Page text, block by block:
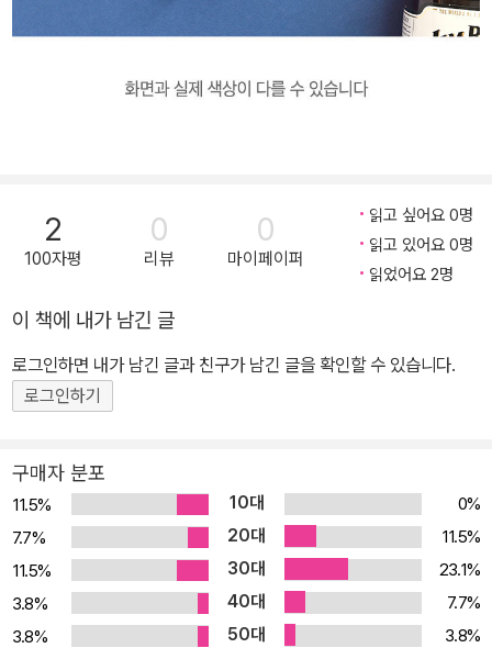
2
100자평
0
리뷰
0
마이페이퍼
읽고 싶어요 0명
읽고 있어요 0명
읽었어요 2명
이 책에 내가 남긴 글
로그인하면 내가 남긴 글과 친구가 남긴 글을 확인할 수 있습니다.
로그인하기
구매자 분포
11.5% 10대
0%
7.7%
20대
11.5%
11.5%
30대
23.1%
3.8%
40대
7.7%
3.8%
50대
3.8%